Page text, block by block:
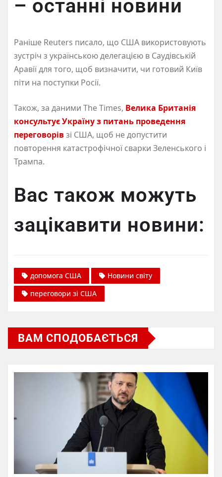
– останні новини
Раніше Reuters писало, що США використовують
зустріч з українською делегацією в Саудівській
Аравії для того, щоб визначити, чи готовий Київ
піти на поступки Росії.
Також, за даними The Times, Велика Британія
консультує Україну з питань проведення
переговорівзі США, щоб не допустити
повторення катастрофічної сварки Зеленського і
Трампа.
Вас також можуть
зацікавити новини:
допомога США
Новини світу
переговори зі США
ВАМ СПОДОБАЄТЬСЯ